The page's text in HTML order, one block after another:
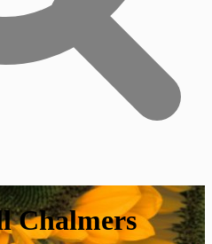
Chalmers